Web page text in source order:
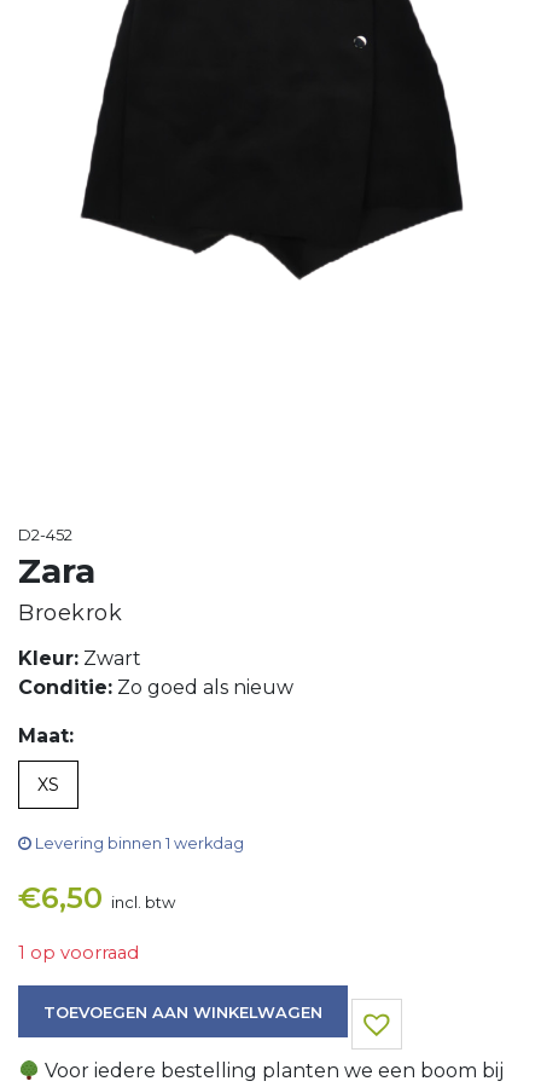
D2-452
Zara
Broekrok
Kleur: Zwart
Conditie: Zo goed als nieuw
Maat:
XS
Levering binnen 1 werkdag
€6,50 incl. btw
1 op voorraad
TOEVOEGEN AAN WINKELWAGEN
Voor iedere bestelling planten we een boom bij